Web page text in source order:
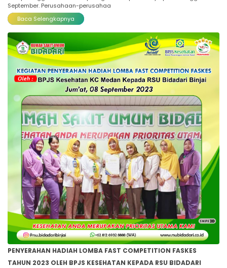
September. Perusahaan-perusahaa
Baca Selengkapnya
PENYERAHAN HADIAH LOMBA FAST COMPETITION FASKES
TAHUN 2023 OLEH BPJS KESEHATAN KEPADA RSU BIDADARI